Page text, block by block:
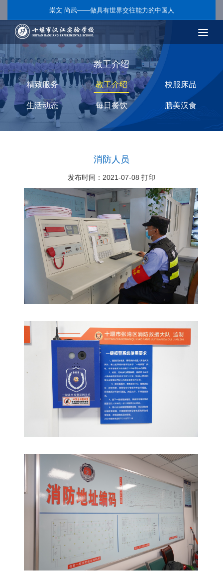
崇文 尚武——做具有世界交往能力的中国人
教工介绍
精致服务 教工介绍 校服床品
生活动态 每日餐饮 膳美汉食
消防人员
发布时间：2021-07-08 打印